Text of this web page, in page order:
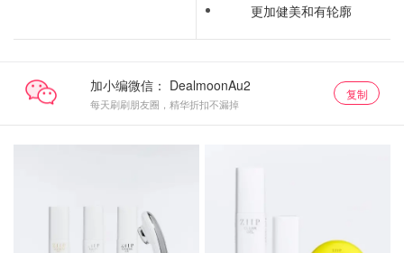
更加健美和有轮廓
加小编微信：
每天刷刷朋友圈，精华折扣不漏掉
复制